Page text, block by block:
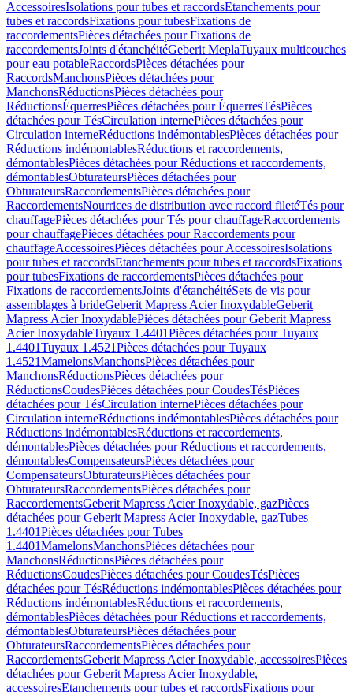
AccessoiresIsolations pour tubes et raccordsEtanchements pour
tubes et raccordsFixations pour tubesFixations de
raccordementsPièces détachées pour Fixations de
raccordementsJoints d'étanchéitéGeberit MeplaTuyaux multicouches
pour eau potableRaccordsPièces détachées pour
RaccordsManchonsPièces détachées pour
ManchonsRéductionsPièces détachées pour
RéductionsÉquerresPièces détachées pour ÉquerresTésPièces
détachées pour TésCirculation internePièces détachées pour
Circulation interneRéductions indémontablesPièces détachées pour
Réductions indémontablesRéductions et raccordements,
démontablesPièces détachées pour Réductions et raccordements,
démontablesObturateursPièces détachées pour
ObturateursRaccordementsPièces détachées pour
RaccordementsNourrices de distribution avec raccord filetéTés pour
chauffagePièces détachées pour Tés pour chauffageRaccordements
pour chauffagePièces détachées pour Raccordements pour
chauffageAccessoiresPièces détachées pour AccessoiresIsolations
pour tubes et raccordsEtanchements pour tubes et raccordsFixations
pour tubesFixations de raccordementsPièces détachées pour
Fixations de raccordementsJoints d'étanchéitéSets de vis pour
assemblages à brideGeberit Mapress Acier InoxydableGeberit
Mapress Acier InoxydablePièces détachées pour Geberit Mapress
Acier InoxydableTuyaux 1.4401Pièces détachées pour Tuyaux
1.4401Tuyaux 1.4521Pièces détachées pour Tuyaux
1.4521MamelonsManchonsPièces détachées pour
ManchonsRéductionsPièces détachées pour
RéductionsCoudesPièces détachées pour CoudesTésPièces
détachées pour TésCirculation internePièces détachées pour
Circulation interneRéductions indémontablesPièces détachées pour
Réductions indémontablesRéductions et raccordements,
démontablesPièces détachées pour Réductions et raccordements,
démontablesCompensateursPièces détachées pour
CompensateursObturateursPièces détachées pour
ObturateursRaccordementsPièces détachées pour
RaccordementsGeberit Mapress Acier Inoxydable, gazPièces
détachées pour Geberit Mapress Acier Inoxydable, gazTubes
1.4401Pièces détachées pour Tubes
1.4401MamelonsManchonsPièces détachées pour
ManchonsRéductionsPièces détachées pour
RéductionsCoudesPièces détachées pour CoudesTésPièces
détachées pour TésRéductions indémontablesPièces détachées pour
Réductions indémontablesRéductions et raccordements,
démontablesPièces détachées pour Réductions et raccordements,
démontablesObturateursPièces détachées pour
ObturateursRaccordementsPièces détachées pour
RaccordementsGeberit Mapress Acier Inoxydable, accessoiresPièces
détachées pour Geberit Mapress Acier Inoxydable,
accessoiresEtanchements pour tubes et raccordsFixations pour